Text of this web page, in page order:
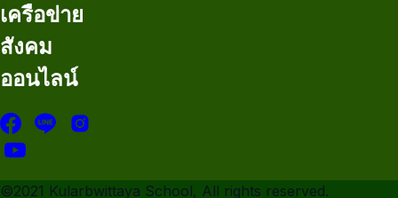
เครือข่าย
สังคม
ออนไลน์
©2021 Kularbwittaya School, All rights reserved.